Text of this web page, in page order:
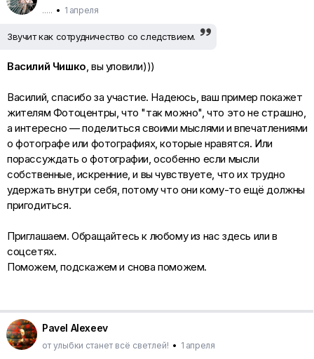
..... • 1 апреля
Звучит как сотрудничество со следствием.
Василий Чишко, вы уловили)))
Василий, спасибо за участие. Надеюсь, ваш пример покажет
жителям Фотоцентры, что "так можно", что это не страшно,
а интересно — поделиться своими мыслями и впечатлениями
о фотографе или фотографиях, которые нравятся. Или
порассуждать о фотографии, особенно если мысли
собственные, искренние, и вы чувствуете, что их трудно
удержать внутри себя, потому что они кому-то ещё должны
пригодиться.
Приглашаем. Обращайтесь к любому из нас здесь или в
соцсетях.
Поможем, подскажем и снова поможем.
Pavel Alexeev
от улыбки станет всё светлей! • 1 апреля